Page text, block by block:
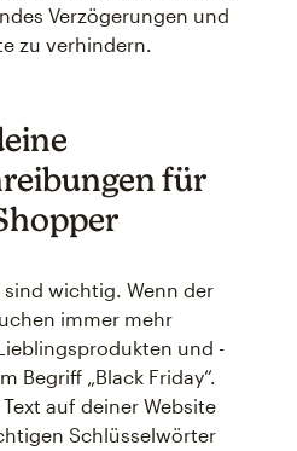
Verzögerungen und
zu verhindern.
für
sind wichtig. Wenn der
immer mehr
und -
Begriff „Black Friday“.
auf deiner Website
Schlüsselwörter